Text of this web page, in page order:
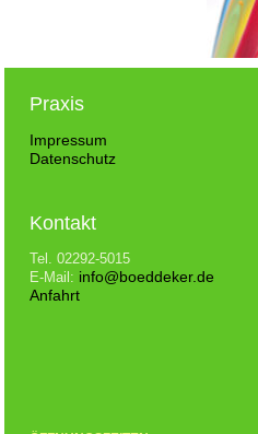
Praxis
Impressum
Datenschutz
Kontakt
Tel. 02292-5015
E-Mail: info@boeddeker.de
Anfahrt